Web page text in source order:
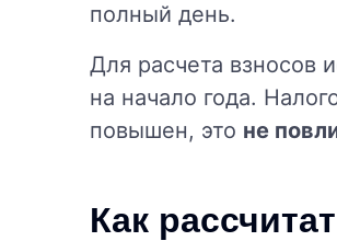
полный день.
Для расчета взносов
на начало года.
повышен, это не
Как